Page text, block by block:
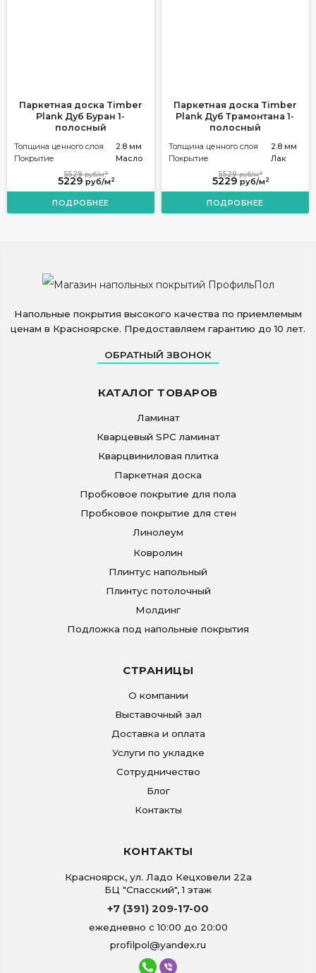
Паркетная доска Timber
Plank Дуб Буран 1-
полосный
Толщина ценного слоя
2.8 мм
Покрытие
Масло
5229 руб/м 2
5529руб/м2
ПОДРОБНЕЕ
Паркетная доска Timber
Plank Дуб Трамонтана 1-
полосный
Толщина ценного слоя
2.8 мм
Покрытие
Лак
5229 руб/м 2
5529руб/м2
ПОДРОБНЕЕ
Напольные покрытия высокого качества по приемлемым
ценам в Красноярске. Предоставляем гарантию до 10 лет.
ОБРАТНЫЙ ЗВОНОК
КАТАЛОГ ТОВАРОВ
Ламинат
Кварцевый SPC ламинат
Кварцвиниловая плитка
Паркетная доска
Пробковое покрытие для пола
Пробковое покрытие для стен
Линолеум
Ковролин
Плинтус напольный
Плинтус потолочный
Молдинг
Подложка под напольные покрытия
СТРАНИЦЫ
О компании
Выставочный зал
Доставка и оплата
Услуги по укладке
Сотрудничество
Блог
Контакты
КОНТАКТЫ
Красноярск, ул. Ладо Кецховели 22а
БЦ "Спасский", 1 этаж
+7 (391) 209-17-00
ежедневно с 10:00 до 20:00
profilpol@yandex.ru